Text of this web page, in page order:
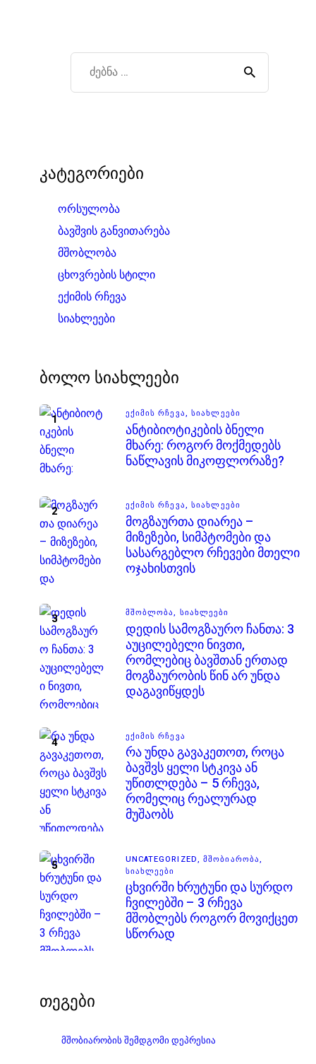
კატეგორიები
ორსულობა
ბავშვის განვითარება
მშობლობა
ცხოვრების სტილი
ექიმის რჩევა
სიახლეები
ბოლო სიახლეები
ᲔᲥᲘᲛᲘᲡ ᲠᲩᲔᲕᲐ, ᲡᲘᲐᲮᲚᲔᲔᲑᲘ
ანტიბიოტიკების ბნელი
მხარე: როგორ მოქმედებს
ნაწლავის მიკოფლორაზე?
ᲔᲥᲘᲛᲘᲡ ᲠᲩᲔᲕᲐ, ᲡᲘᲐᲮᲚᲔᲔᲑᲘ
მოგზაურთა დიარეა –
მიზეზები, სიმპტომები და
სასარგებლო რჩევები მთელი
ოჯახისთვის
ᲛᲨᲝᲑᲚᲝᲑᲐ, ᲡᲘᲐᲮᲚᲔᲔᲑᲘ
დედის სამოგზაურო ჩანთა: 3
აუცილებელი ნივთი,
რომლებიც ბავშთან ერთად
მოგზაურობის წინ არ უნდა
დაგავიწყდეს
ᲔᲥᲘᲛᲘᲡ ᲠᲩᲔᲕᲐ
რა უნდა გავაკეთოთ, როცა
ბავშვს ყელი სტკივა ან
უწითლდება – 5 რჩევა,
რომელიც რეალურად
მუშაობს
UNCATEGORIZED,ᲛᲨᲝᲑᲘᲐᲠᲝᲑᲐ,
ᲡᲘᲐᲮᲚᲔᲔᲑᲘ
ცხვირში ხრუტუნი და სურდო
ჩვილებში – 3 რჩევა
მშობლებს როგორ მოვიქცეთ
სწორად
თეგები
ᲛᲨᲝᲑᲘᲐᲠᲝᲑᲘᲡ ᲨᲔᲛᲓᲒᲝᲛᲘ ᲓᲔᲞᲠᲔᲡᲘᲐ